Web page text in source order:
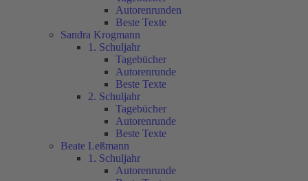
Autorenrunden
Beste Texte
Sandra Krogmann
1. Schuljahr
Tagebücher
Autorenrunde
Beste Texte
2. Schuljahr
Tagebücher
Autorenrunde
Beste Texte
Beate Leßmann
1. Schuljahr
Autorenrunde